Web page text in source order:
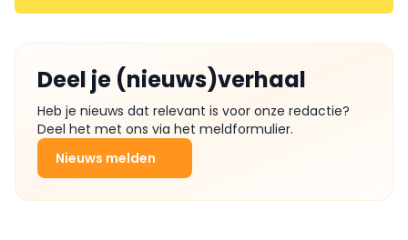
Deel je (nieuws)verhaal
Heb je nieuws dat relevant is voor onze redactie?
Deel het met ons via het meldformulier.
Nieuws melden